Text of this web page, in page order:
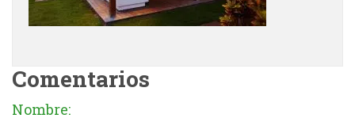
Comentarios
Nombre: